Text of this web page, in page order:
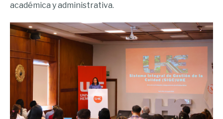
académica y administrativa.